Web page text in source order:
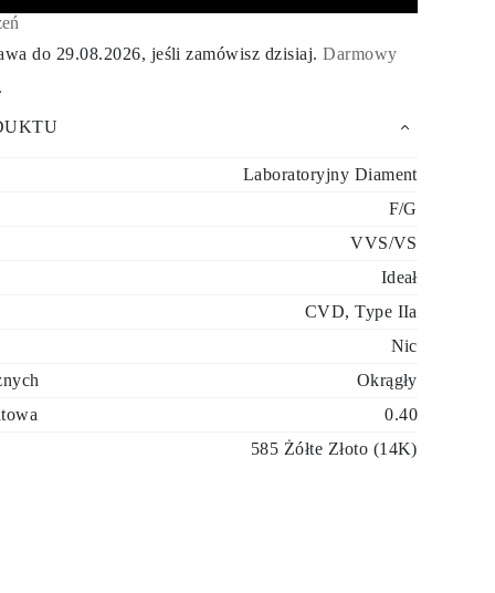
do 29.08.2026, jeśli zamówisz dzisiaj.Darmowy
Laboratoryjny Diament
F/G
VVS/VS
Ideał
CVD, Type IIa
Nic
Okrągły
0.40
585 Żółte Złoto (14K)